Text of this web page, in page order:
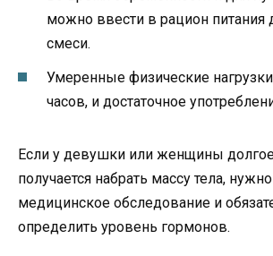
можно ввести в рацион питания
смеси.
Умеренные физические
часов, и достаточное
Если у девушки или женщины
получается набрать массу тела,
медицинское обследование и
определить уровень гормонов.